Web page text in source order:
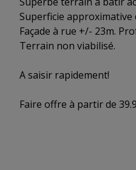
Superficie approximative
Façade à rue +/- 23m.
Terrain non viabilisé.
A saisir rapidement!
Faire offre à partir de